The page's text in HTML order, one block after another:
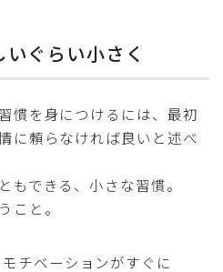
ぐらい小さく
慣を身につけるには、最初
に頼らなければ良いと述べ
もできる、小さな習慣。
こと。
チベーションがすぐに